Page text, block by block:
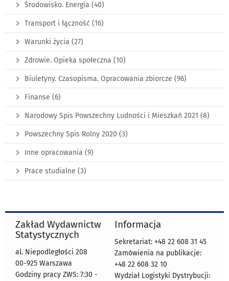
Środowisko. Energia (40)
Transport i łączność (16)
Warunki życia (27)
Zdrowie. Opieka społeczna (10)
Biuletyny. Czasopisma. Opracowania zbiorcze (96)
Finanse (6)
Narodowy Spis Powszechny Ludności i Mieszkań 2021 (8)
Powszechny Spis Rolny 2020 (3)
Inne opracowania (9)
Prace studialne (3)
Zakład Wydawnictw
Statystycznych
al. Niepodległości 208
00-925 Warszawa
Godziny pracy ZWS: 7:30 -
Informacja
Sekretariat: +48 22 608 31 45
Zamówienia na publikacje:
+48 22 608 32 10
Wydział Logistyki Dystrybucji: